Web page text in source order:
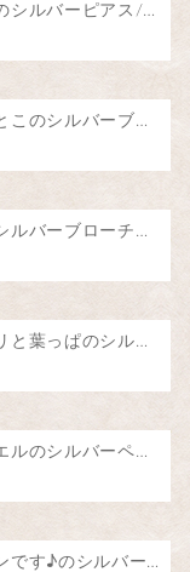
ヤモリのシルバーピアス/阿吽
ひょっとこのシルバーブローチ（ピンバッジ）
葡萄のシルバーブローチ（ピンバッジ）
ドングリと葉っぱのシルバーブローチ（ピンバッジ）
輪っカエルのシルバーペンダント
カエルンです♪のシルバーペンダント